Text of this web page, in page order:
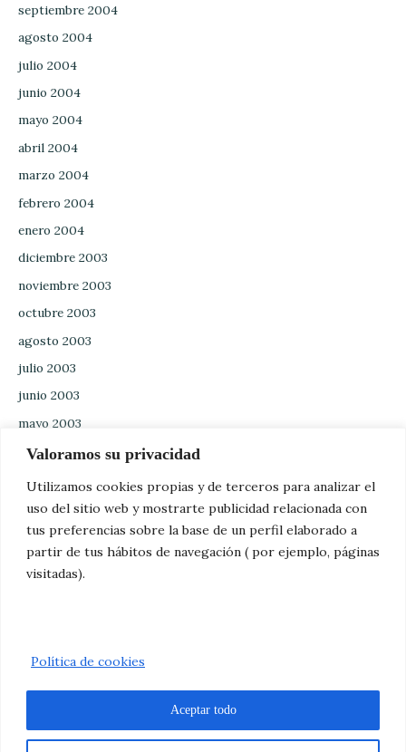
Valoramos su privacidad
Utilizamos cookies propias y de terceros para analizar el
uso del sitio web y mostrarte publicidad relacionada con
tus preferencias sobre la base de un perfil elaborado a
partir de tus hábitos de navegación ( por ejemplo, páginas
visitadas).
Política de cookies
Aceptar todo
septiembre 2004
agosto 2004
julio 2004
junio 2004
mayo 2004
abril 2004
marzo 2004
febrero 2004
enero 2004
diciembre 2003
noviembre 2003
octubre 2003
agosto 2003
julio 2003
junio 2003
mayo 2003
abril 2003
marzo 2003
febrero 2003
enero 2003
diciembre 2002